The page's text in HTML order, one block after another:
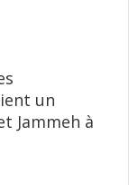
un
Jammeh à